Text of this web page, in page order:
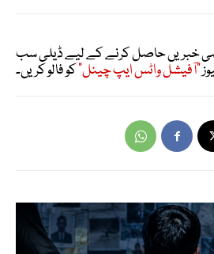
خبریں حاصل کرنے کے لیے ڈیلی سب
"آفیشل واٹس ایپ چینل"کو فالو کریں۔